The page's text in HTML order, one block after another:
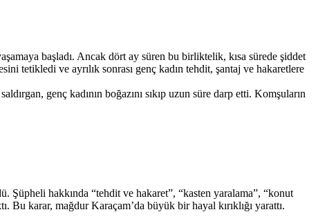
başladı. Ancak dört ay süren bu birliktelik, kısa sürede şiddet
tetikledi ve ayrılık sonrası genç kadın tehdit, şantaj ve hakaretlere
genç kadının boğazını sıkıp uzun süre darp etti. Komşuların
Şüpheli hakkında “tehdit ve hakaret”, “kasten yaralama”, “konut
Bu karar, mağdur Karaçam’da büyük bir hayal kırıklığı yarattı.